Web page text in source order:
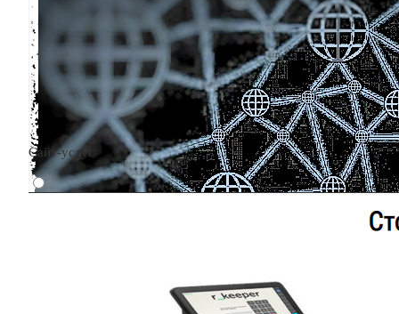
Сайт-услуг